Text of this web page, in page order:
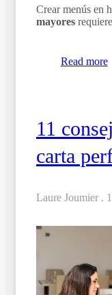
Crear menús en
mayores
Read more
11
carta
Laure Joumier .